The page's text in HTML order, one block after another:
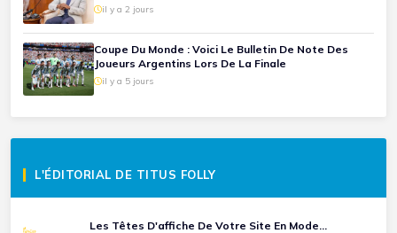
il y a 2 jours
Coupe Du Monde : Voici Le Bulletin De Note Des
Joueurs Argentins Lors De La Finale
il y a 5 jours
L'ÉDITORIAL DE TITUS FOLLY
Les Têtes D'affiche De Votre Site En Mode...